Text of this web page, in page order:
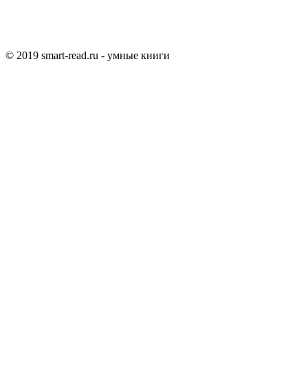
© 2019 smart-read.ru - умные книги